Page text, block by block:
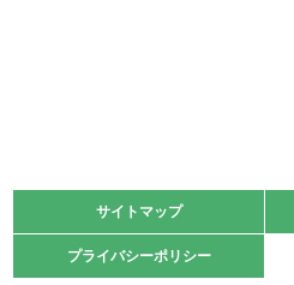
緑ケ丘体育館
2021.10.23
卓球選手権大会ラージボールの
サイトマップ
プライバシーポリシー
サイトマップ
プライバシーポリシー